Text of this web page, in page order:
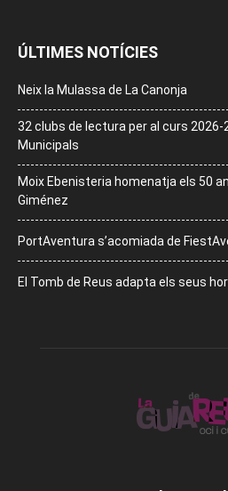
ÚLTIMES NOTÍCIES
Neix la Mulassa de La Canonja
32 clubs de lectura per al curs
Municipals
Moix Ebenisteria homenatja els 50
Giménez
PortAventura s’acomiada de
El Tomb de Reus adapta els seus